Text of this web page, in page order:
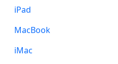
iPad
MacBook
iMac